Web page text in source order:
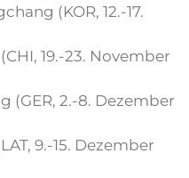
(KOR, 12.-17.
19.-23. November
(GER, 2.-8. Dezember
9.-15. Dezember